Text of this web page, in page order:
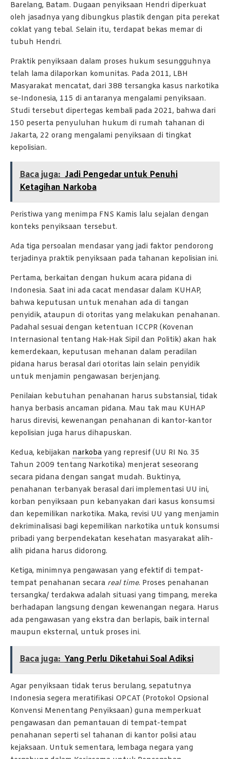
Barelang, Batam. Dugaan penyiksaan Hendri diperkuat
oleh jasadnya yang dibungkus plastik dengan pita perekat
coklat yang tebal. Selain itu, terdapat bekas memar di
tubuh Hendri.
Praktik penyiksaan dalam proses hukum sesungguhnya
telah lama dilaporkan komunitas. Pada 2011, LBH
Masyarakat mencatat, dari 388 tersangka kasus narkotika
se-Indonesia, 115 di antaranya mengalami penyiksaan.
Studi tersebut dipertegas kembali pada 2021, bahwa dari
150 peserta penyuluhan hukum di rumah tahanan di
Jakarta, 22 orang mengalami penyiksaan di tingkat
kepolisian.
Baca juga: Jadi Pengedar untuk Penuhi
Ketagihan Narkoba
Peristiwa yang menimpa FNS Kamis lalu sejalan dengan
konteks penyiksaan tersebut.
Ada tiga persoalan mendasar yang jadi faktor pendorong
terjadinya praktik penyiksaan pada tahanan kepolisian ini.
Pertama, berkaitan dengan hukum acara pidana di
Indonesia. Saat ini ada cacat mendasar dalam KUHAP,
bahwa keputusan untuk menahan ada di tangan
penyidik, ataupun di otoritas yang melakukan penahanan.
Padahal sesuai dengan ketentuan ICCPR (Kovenan
Internasional tentang Hak-Hak Sipil dan Politik) akan hak
kemerdekaan, keputusan mehanan dalam peradilan
pidana harus berasal dari otoritas lain selain penyidik
untuk menjamin pengawasan berjenjang.
Penilaian kebutuhan penahanan harus substansial, tidak
hanya berbasis ancaman pidana. Mau tak mau KUHAP
harus direvisi, kewenangan penahanan di kantor-kantor
kepolisian juga harus dihapuskan.
Kedua, kebijakan narkoba yang represif (UU RI No. 35
Tahun 2009 tentang Narkotika) menjerat seseorang
secara pidana dengan sangat mudah. Buktinya,
penahanan terbanyak berasal dari implementasi UU ini,
korban penyiksaan pun kebanyakan dari kasus konsumsi
dan kepemilikan narkotika. Maka, revisi UU yang menjamin
dekriminalisasi bagi kepemilikan narkotika untuk konsumsi
pribadi yang berpendekatan kesehatan masyarakat alih-
alih pidana harus didorong.
Ketiga, minimnya pengawasan yang efektif di tempat-
tempat penahanan secara real time. Proses penahanan
tersangka/ terdakwa adalah situasi yang timpang, mereka
berhadapan langsung dengan kewenangan negara. Harus
ada pengawasan yang ekstra dan berlapis, baik internal
maupun eksternal, untuk proses ini.
Baca juga: Yang Perlu Diketahui Soal Adiksi
Agar penyiksaan tidak terus berulang, sepatutnya
Indonesia segera meratifikasi OPCAT (Protokol Opsional
Konvensi Menentang Penyiksaan) guna memperkuat
pengawasan dan pemantauan di tempat-tempat
penahanan seperti sel tahanan di kantor polisi atau
kejaksaan. Untuk sementara, lembaga negara yang